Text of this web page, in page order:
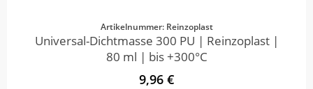
Artikelnummer: Reinzoplast
Universal-Dichtmasse 300 PU | Reinzoplast |
80 ml | bis +300°C
9,96 €